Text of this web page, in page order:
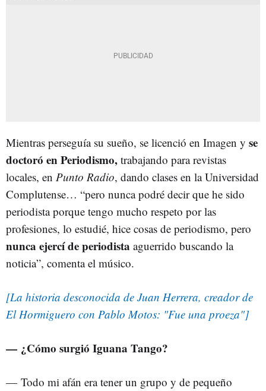
Mientras perseguía su sueño, se licenció en Imagen y se
doctoró en Periodismo, trabajando para revistas
locales, en Punto Radio, dando clases en la Universidad
Complutense… “pero nunca podré decir que he sido
periodista porque tengo mucho respeto por las
profesiones, lo estudié, hice cosas de periodismo, pero
nunca ejercí de periodista aguerrido buscando la
noticia”, comenta el músico.
[La historia desconocida de Juan Herrera, creador de
El Hormiguero con Pablo Motos: "Fue una proeza"]
— ¿Cómo surgió Iguana Tango?
— Todo mi afán era tener un grupo y de pequeño